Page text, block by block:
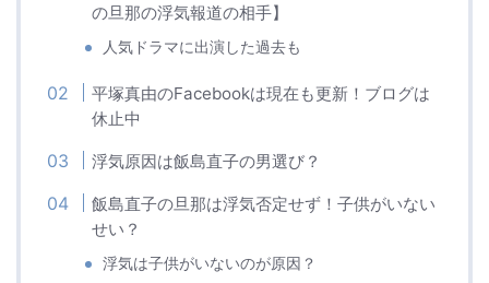
の旦那の浮気報道の相手】
人気ドラマに出演した過去も
平塚真由のFacebookは現在も更新！ブログは
休止中
浮気原因は飯島直子の男選び？
飯島直子の旦那は浮気否定せず！子供がいない
せい？
浮気は子供がいないのが原因？